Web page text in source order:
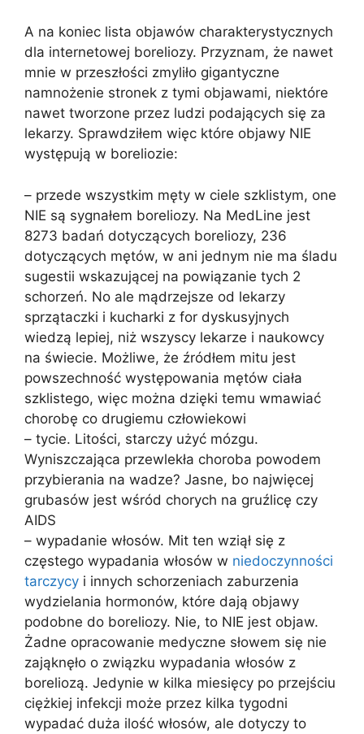
A na koniec lista objawów charakterystycznych
dla internetowej boreliozy. Przyznam, że nawet
mnie w przeszłości zmyliło gigantyczne
namnożenie stronek z tymi objawami, niektóre
nawet tworzone przez ludzi podających się za
lekarzy. Sprawdziłem więc które objawy NIE
występują w boreliozie:
– przede wszystkim męty w ciele szklistym, one
NIE są sygnałem boreliozy. Na MedLine jest
8273 badań dotyczących boreliozy, 236
dotyczących mętów, w ani jednym nie ma śladu
sugestii wskazującej na powiązanie tych 2
schorzeń. No ale mądrzejsze od lekarzy
sprzątaczki i kucharki z for dyskusyjnych
wiedzą lepiej, niż wszyscy lekarze i naukowcy
na świecie. Możliwe, że źródłem mitu jest
powszechność występowania mętów ciała
szklistego, więc można dzięki temu wmawiać
chorobę co drugiemu człowiekowi
– tycie. Litości, starczy użyć mózgu.
Wyniszczająca przewlekła choroba powodem
przybierania na wadze? Jasne, bo najwięcej
grubasów jest wśród chorych na gruźlicę czy
AIDS
– wypadanie włosów. Mit ten wziął się z
częstego wypadania włosów w niedoczynności
tarczycy i innych schorzeniach zaburzenia
wydzielania hormonów, które dają objawy
podobne do boreliozy. Nie, to NIE jest objaw.
Żadne opracowanie medyczne słowem się nie
zająknęło o związku wypadania włosów z
boreliozą. Jedynie w kilka miesięcy po przejściu
ciężkiej infekcji może przez kilka tygodni
wypadać duża ilość włosów, ale dotyczy to